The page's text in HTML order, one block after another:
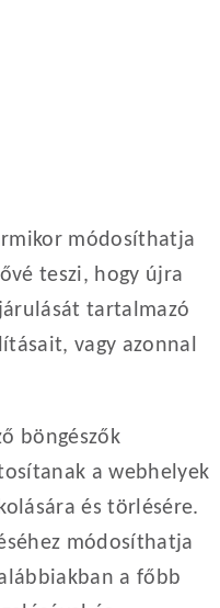
módosíthatja
teszi, hogy újra
tartalmazó
vagy azonnal
böngészők
a webhelyek
és törlésére.
módosíthatja
a főbb